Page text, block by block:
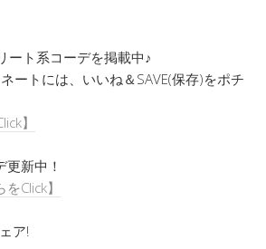
ート系コーデを掲載中♪
ートには、いいね＆SAVE(保存)をポチ
】
新中！
Click】
ア!